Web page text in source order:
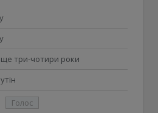
три-чотири роки